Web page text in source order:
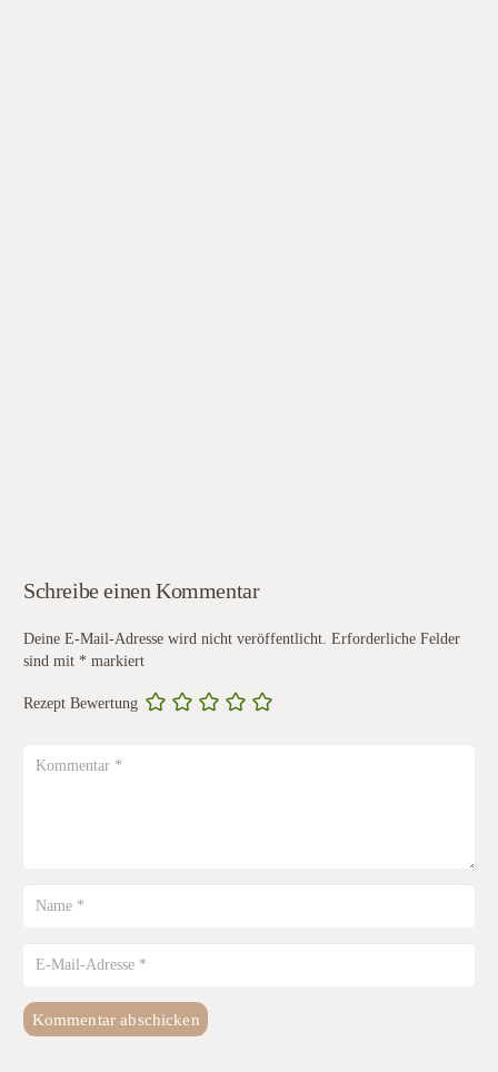
Schreibe einen Kommentar
Deine E-Mail-Adresse wird nicht veröffentlicht. Erforderliche Felder
sind mit * markiert
Rezept Bewertung
Kommentar abschicken